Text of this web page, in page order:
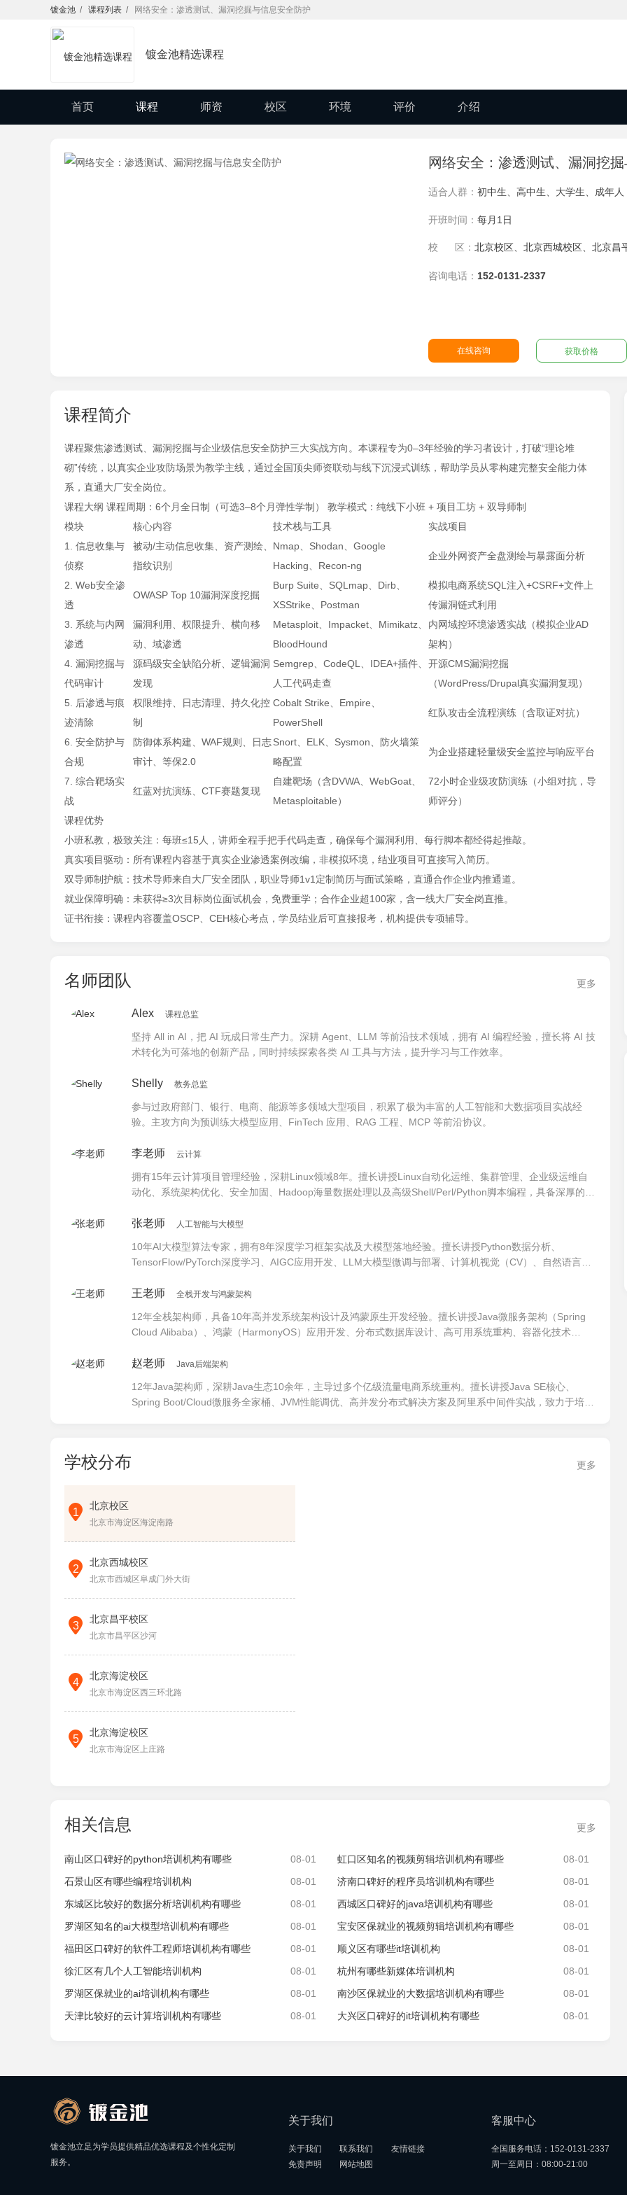
镀金池 / 课程列表 / 网络安全：渗透测试、漏洞挖掘与信息安全防护
镀金池精选课程
首页 课程 师资 校区 环境 评价 介绍
网络安全：渗透测试、漏洞挖
适合人群： 初中生、高中生、大学生、成年人
开班时间： 每月1日
校 区： 北京校区 北京西城校区 北京昌
咨询电话： 152-0131-2337
在线咨询 获取价格
课程简介
课程聚焦渗透测试、漏洞挖掘与企业级信息安全防护三大实战方向。本课程专为0–3年经验的学习者设计，打破“理论堆
砌”传统，以真实企业攻防场景为教学主线，通过全国顶尖师资联动与线下沉浸式训练，帮助学员从零构建完整安全能力体
系，直通大厂安全岗位。
课程大纲 课程周期：6个月全日制（可选3–8个月弹性学制） 教学模式：纯线下小班 + 项目工坊 + 双导师制
模块
核心内容 技术栈与工具
实战项目
1. 信息收集与
侦察
被动/主动信息收集、资产测绘、
指纹识别
Nmap、Shodan、Google
Hacking、Recon-ng
企业外网资产全盘测绘与暴露面分析
2. Web安全渗
透
OWASP Top 10漏洞深度挖掘
Burp Suite、SQLmap、Dirb、
XSStrike、Postman
模拟电商系统SQL注入+CSRF+文件上
传漏洞链式利用
3. 系统与内网
渗透
漏洞利用、权限提升、横向移
动、域渗透
Metasploit、Impacket、Mimikatz、
BloodHound
内网域控环境渗透实战（模拟企业AD
架构）
4. 漏洞挖掘与
代码审计
源码级安全缺陷分析、逻辑漏洞
发现
Semgrep、CodeQL、IDEA+插件、
人工代码走查
开源CMS漏洞挖掘
（WordPress/Drupal真实漏洞复现）
5. 后渗透与痕
迹清除
权限维持、日志清理、持久化控
制
Cobalt Strike、Empire、
PowerShell
红队攻击全流程演练（含取证对抗）
6. 安全防护与
合规
防御体系构建、WAF规则、日志
审计、等保2.0
Snort、ELK、Sysmon、防火墙策
略配置
为企业搭建轻量级安全监控与响应平台
7. 综合靶场实
战
红蓝对抗演练、CTF赛题复现
自建靶场（含DVWA、WebGoat、
Metasploitable）
72小时企业级攻防演练（小组对抗，导
师评分）
课程优势
小班私教，极致关注：每班≤15人，讲师全程手把手代码走查，确保每个漏洞利用、每行脚本都经得起推敲。
真实项目驱动：所有课程内容基于真实企业渗透案例改编，非模拟环境，结业项目可直接写入简历。
双导师制护航：技术导师来自大厂安全团队，职业导师1v1定制简历与面试策略，直通合作企业内推通道。
就业保障明确：未获得≥3次目标岗位面试机会，免费重学；合作企业超100家，含一线大厂安全岗直推。
证书衔接：课程内容覆盖OSCP、CEH核心考点，学员结业后可直接报考，机构提供专项辅导。
名师团队 更多
Alex 课程总监
坚持 All in AI，把 AI 玩成日常生产力。深耕 Agent、LLM 等前沿技术领域，拥有 AI 编程经验，擅长将 AI 技
术转化为可落地的创新产品，同时持续探索各类 AI 工具与方法，提升学习与工作效率。
Shelly 教务总监
参与过政府部门、银行、电商、能源等多领域大型项目，积累了极为丰富的人工智能和大数据项目实战经
验。主攻方向为预训练大模型应用、FinTech 应用、RAG 工程、MCP 等前沿协议。
李老师 云计算
拥有15年云计算项目管理经验，深耕Linux领域8年。擅长讲授Linux自动化运维、集群管理、企业级运维自
动化、系统架构优化、安全加固、Hadoop海量数据处理以及高级Shell/Perl/Python脚本编程，具备深厚的实
张老师 人工智能与大模型
10年AI大模型算法专家，拥有8年深度学习框架实战及大模型落地经验。擅长讲授Python数据分析、
TensorFlow/PyTorch深度学习、AIGC应用开发、LLM大模型微调与部署、计算机视觉（CV）、自然语言处
王老师 全栈开发与鸿蒙架构
12年全栈架构师，具备10年高并发系统架构设计及鸿蒙原生开发经验。擅长讲授Java微服务架构（Spring
Cloud Alibaba）、鸿蒙（HarmonyOS）应用开发、分布式数据库设计、高可用系统重构、容器化技术
赵老师 Java后端架构
12年Java架构师，深耕Java生态10余年，主导过多个亿级流量电商系统重构。擅长讲授Java SE核心、
Spring Boot/Cloud微服务全家桶、JVM性能调优、高并发分布式解决方案及阿里系中间件实战，致力于培养
学校分布 更多
1
北京校区
北京市海淀区海淀南路
2
北京西城校区
北京市西城区阜成门外大街
3
北京昌平校区
北京市昌平区沙河
4
北京海淀校区
北京市海淀区西三环北路
5
北京海淀校区
北京市海淀区上庄路
7
北京市房山区东沿村路
8
北京朝阳校区
北京市朝阳区东方东路
相关信息 更多
南山区口碑好的python培训机构有哪些 08-01 虹口区知名的视频剪辑培训机构有哪些
08-01
石景山区有哪些编程培训机构
08-01 济南口碑好的程序员培训机构有哪些
08-01
东城区比较好的数据分析培训机构有哪些
08-01 西城区口碑好的java培训机构有哪些
08-01
罗湖区知名的ai大模型培训机构有哪些
08-01 宝安区保就业的视频剪辑培训机构有哪些
08-01
福田区口碑好的软件工程师培训机构有哪些
08-01 顺义区有哪些it培训机构
08-01
徐汇区有几个人工智能培训机构
08-01 杭州有哪些新媒体培训机构
08-01
罗湖区保就业的ai培训机构有哪些
08-01 南沙区保就业的大数据培训机构有哪些
08-01
天津比较好的云计算培训机构有哪些
08-01 大兴区口碑好的it培训机构有哪些 08-01
镀金池立足为学员提供精品优选课程及个性化定制
服务。
关于我们
关于我们 联系我们
友情链接
免责声明
网站地图
客服中心
全国服务电话：152-0131-2337
周一至周日：08:00-21:00